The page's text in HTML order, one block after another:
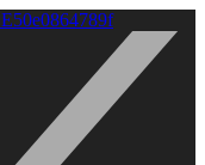
E50e0864789f